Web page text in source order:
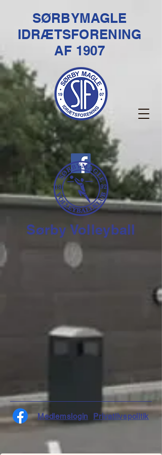
SØRBYMAGLE
IDRÆTSFORENING
AF 1907
Sørby Volleyball
Medlemslogin Privatlivspolitik